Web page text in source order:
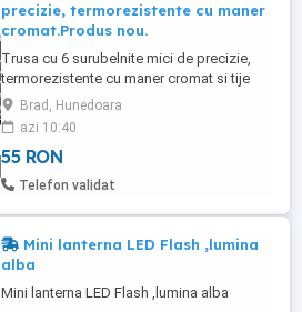
precizie, termorezistente cu maner
cromat.Produs nou.
Trusa cu 6 surubelnite mici de precizie,
termorezistente cu maner cromat si tije
inoxidabile. Contine:surubelnita cruce: 2
buc (#1si #0) surubelnita dreapta :4 buc
(1.4mm,2.0mm,2.4mm si 3.0mm).Produs
nou.
Brad, Hunedoara
azi 10:40
55 RON
Telefon validat
Mini lanterna LED Flash ,lumina
alba
Mini lanterna LED Flash ,lumina alba